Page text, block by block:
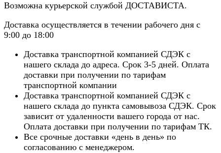
Возможна курьерской службой ДОСТАВИСТА.
Доставка осуществляется в течении рабочего дня с
9:00 до 18:00
Доставка транспортной компанией СДЭК с
нашего склада до адреса. Срок 3-5 дней. Оплата
доставки при получении по тарифам
транспортной компании
Доставка транспортной компанией СДЭК с
нашего склада до пункта самовывоза СДЭК. Срок
зависит от удаленности вашего города от нас.
Оплата доставки при получении по тарифам ТК.
Все срочные доставки «день в день» по
согласованию с менеджером.